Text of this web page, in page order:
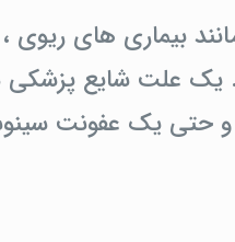
بیماری های
یک علت شایع
حتی یک عفونت